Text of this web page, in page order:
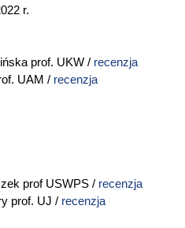
r.
prof. UKW / recenzja
UAM / recenzja
prof USWPS / recenzja
prof. UJ / recenzja